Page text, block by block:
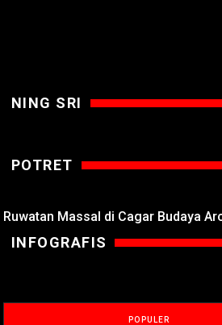
NING SRI
POTRET
Ruwatan Massal di Cagar Budaya
INFOGRAFIS
POPULER